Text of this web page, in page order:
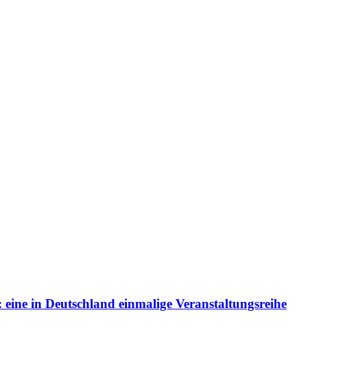
in Deutschland einmalige Veranstaltungsreihe